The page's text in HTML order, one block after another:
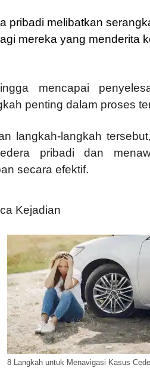
pribadi melibatkan
mereka yang menderita
mencapai
penting dalam proses
langkah-langkah
pribadi dan
secara efektif.
Kejadian
8 Langkah untuk Menavigasi Kasus